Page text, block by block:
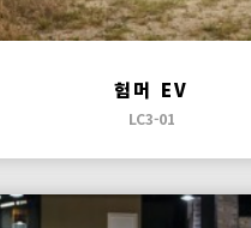
험머 EV
LC3-01